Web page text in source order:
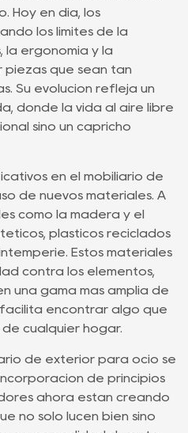
Hoy en día, los
los límites de la
la ergonomía y la
que sean tan
Su evolución refleja un
donde la vida al aire libre
sino un capricho
en el mobiliario de
de nuevos materiales. A
como la madera y el
plásticos reciclados
Estos materiales
contra los elementos,
una gama más amplia de
encontrar algo que
cualquier hogar.
de exterior para ocio se
de principios
ahora están creando
no sólo lucen bien sino